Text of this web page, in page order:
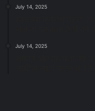
July 14, 2025
July 14, 2025